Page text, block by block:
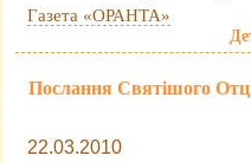
Газета «ОРАНТА»
Послання Святішого
22.03.2010